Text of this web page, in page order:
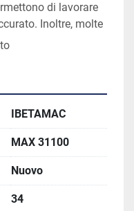
di lavorare
Inoltre, molte
funzioni di
che operano
lamiera, in grado
nella produzione
IBETAMAC
MAX 31100
Nuovo
34